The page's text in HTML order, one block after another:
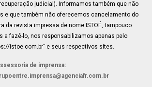
(recuperação judicial). Informamos também que não
e que também não oferecemos cancelamento do
da revista impressa de nome ISTOÉ, tampouco
a fazê-lo, nos responsabilizamos apenas pelo
istoe.com.br” e seus respectivos sites.
de imprensa: